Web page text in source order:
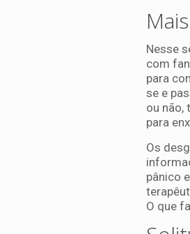
Nesse
com
para
se e
ou não,
para
Os
pânico
O que